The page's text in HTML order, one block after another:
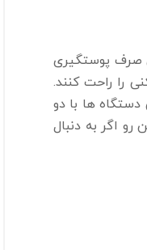
صرف پوستگیری
را راحت کنند.
ها با دو
رو اگر به دنبال